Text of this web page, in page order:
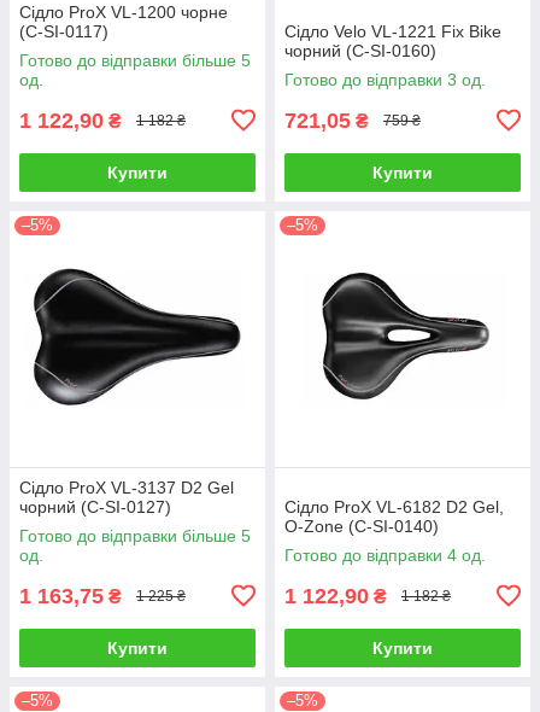
Сідло ProX VL-1200 чорне
(C-SI-0117)
Готово до відправки більше 5
од.
1 122,90 ₴ 1 182 ₴
Купити
Сідло Velo VL-1221 Fix Bike
чорний (C-SI-0160)
Готово до відправки 3 од.
721,05 ₴ 759 ₴
Купити
–5%
Сідло ProX VL-3137 D2 Gel
чорний (C-SI-0127)
Готово до відправки більше 5
од.
1 163,75 ₴ 1 225 ₴
Купити
–5%
Сідло ProX VL-6182 D2 Gel,
O-Zone (C-SI-0140)
Готово до відправки 4 од.
1 122,90 ₴ 1 182 ₴
Купити
–5% –5%